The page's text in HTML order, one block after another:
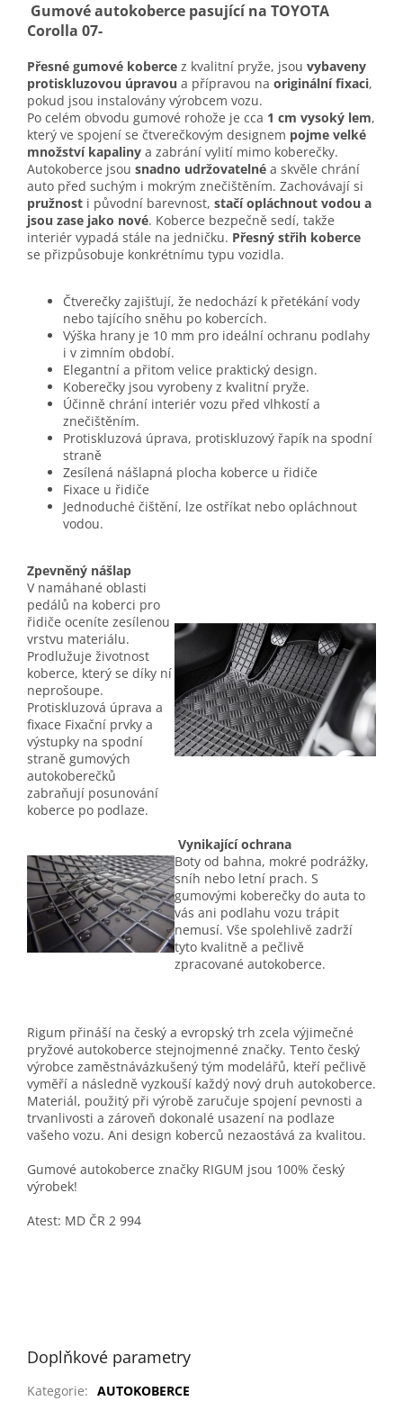
Gumové autokoberce pasující na TOYOTA
Corolla 07-
Přesné gumové koberce z kvalitní pryže, jsou vybaveny
protiskluzovou úpravou a přípravou na originální fixaci,
pokud jsou instalovány výrobcem vozu.
Po celém obvodu gumové rohože je cca 1 cm vysoký lem,
který ve spojení se čtverečkovým designem pojme velké
množství kapaliny a zabrání vylití mimo koberečky.
Autokoberce jsou snadno udržovatelné a skvěle chrání
auto před suchým i mokrým znečištěním. Zachovávají si
pružnost i původní barevnost, stačí opláchnout vodou a
jsou zase jako nové. Koberce bezpečně sedí, takže
interiér vypadá stále na jedničku. Přesný střih koberce
se přizpůsobuje konkrétnímu typu vozidla.
Čtverečky zajišťují, že nedochází k přetékání vody
nebo tajícího sněhu po kobercích.
Výška hrany je 10 mm pro ideální ochranu podlahy
i v zimním období.
Elegantní a přitom velice praktický design.
Koberečky jsou vyrobeny z kvalitní pryže.
Účinně chrání interiér vozu před vlhkostí a
znečištěním.
Protiskluzová úprava, protiskluzový řapík na spodní
straně
Zesílená nášlapná plocha koberce u řidiče
Fixace u řidiče
Jednoduché čištění, lze ostříkat nebo opláchnout
vodou.
Zpevněný nášlap
V namáhané oblasti
pedálů na koberci pro
řidiče oceníte zesílenou
vrstvu materiálu.
Prodlužuje životnost
koberce, který se díky ní
neprošoupe.
Protiskluzová úprava a
fixace Fixační prvky a
výstupky na spodní
straně gumových
autokoberečků
zabraňují posunování
koberce po podlaze.
Vynikající ochrana
Boty od bahna, mokré podrážky,
sníh nebo letní prach. S
gumovými koberečky do auta to
vás ani podlahu vozu trápit
nemusí. Vše spolehlivě zadrží
tyto kvalitně a pečlivě
zpracované autokoberce.
Rigum přináší na český a evropský trh zcela výjimečné
pryžové autokoberce stejnojmenné značky. Tento český
výrobce zaměstnávázkušený tým modelářů, kteří pečlivě
vyměří a následně vyzkouší každý nový druh autokoberce.
Materiál, použitý při výrobě zaručuje spojení pevnosti a
trvanlivosti a zároveň dokonalé usazení na podlaze
vašeho vozu. Ani design koberců nezaostává za kvalitou.
Gumové autokoberce značky RIGUM jsou 100% český
výrobek!
Atest: MD ČR 2 994
Doplňkové parametry
Kategorie: AUTOKOBERCE